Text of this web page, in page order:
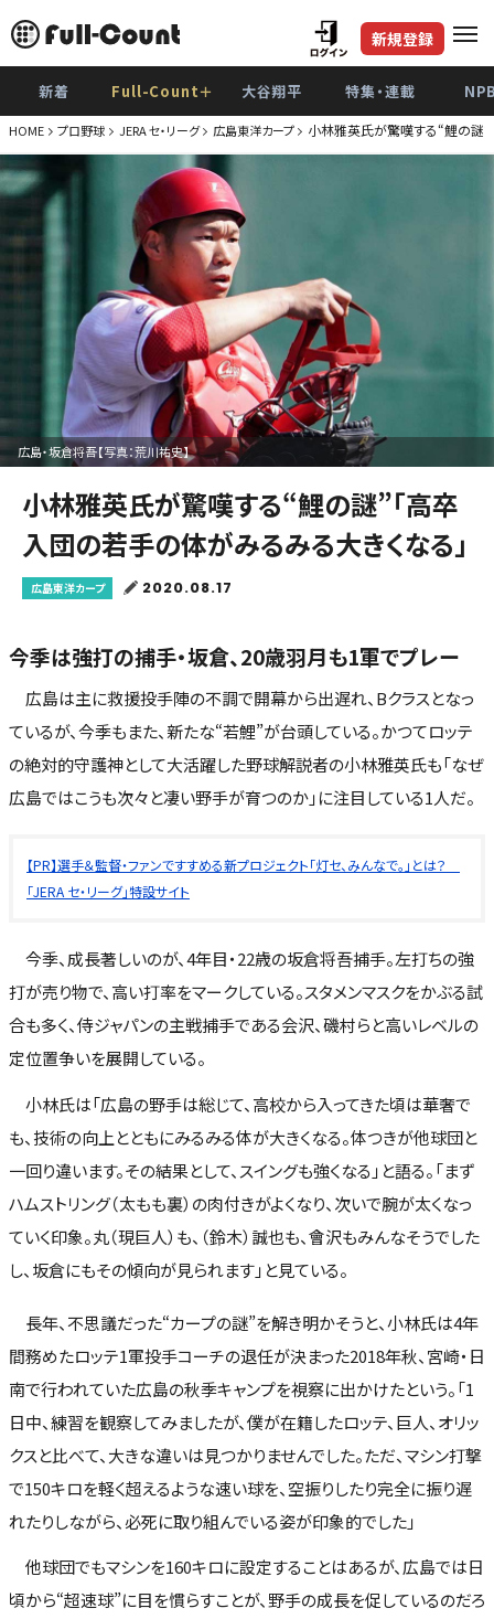
新規登録
新着 Full-Count＋ 大谷翔平 特集・連載
HOME プロ野球 JERA セ・リーグ 広島東洋カープ 小林雅英氏が驚嘆する“鯉の謎”
広島・坂倉将吾【写真：荒川祐史】
小林雅英氏が驚嘆する“鯉の謎”「高卒
入団の若手の体がみるみる大きくなる」
広島東洋カープ 2020.08.17
今季は強打の捕手・坂倉、20歳羽月も1軍でプレー
広島は主に救援投手陣の不調で開幕から出遅れ、Bクラスとなっ
ているが、今季もまた、新たな“若鯉”が台頭している。かつてロッテ
の絶対的守護神として大活躍した野球解説者の小林雅英氏も「なぜ
広島ではこうも次々と凄い野手が育つのか」に注目している1人だ。
【PR】選手＆監督・ファンですすめる新プロジェクト「灯セ、みんなで。」とは？
「JERA セ・リーグ」特設サイト
今季、成長著しいのが、4年目・22歳の坂倉将吾捕手。左打ちの強
打が売り物で、高い打率をマークしている。スタメンマスクをかぶる試
合も多く、侍ジャパンの主戦捕手である会沢、磯村らと高いレベルの
定位置争いを展開している。
小林氏は「広島の野手は総じて、高校から入ってきた頃は華奢で
も、技術の向上とともにみるみる体が大きくなる。体つきが他球団と
一回り違います。その結果として、スイングも強くなる」と語る。「まず
ハムストリング（太もも裏）の肉付きがよくなり、次いで腕が太くなっ
ていく印象。丸（現巨人）も、（鈴木）誠也も、會沢もみんなそうでした
し、坂倉にもその傾向が見られます」と見ている。
長年、不思議だった“カープの謎”を解き明かそうと、小林氏は4年
間務めたロッテ1軍投手コーチの退任が決まった2018年秋、宮崎・日
南で行われていた広島の秋季キャンプを視察に出かけたという。「1
日中、練習を観察してみましたが、僕が在籍したロッテ、巨人、オリッ
クスと比べて、大きな違いは見つかりませんでした。ただ、マシン打撃
で150キロを軽く超えるような速い球を、空振りしたり完全に振り遅
れたりしながら、必死に取り組んでいる姿が印象的でした」
他球団でもマシンを160キロに設定することはあるが、広島では日
頃から“超速球”に目を慣らすことが、野手の成長を促しているのだろ